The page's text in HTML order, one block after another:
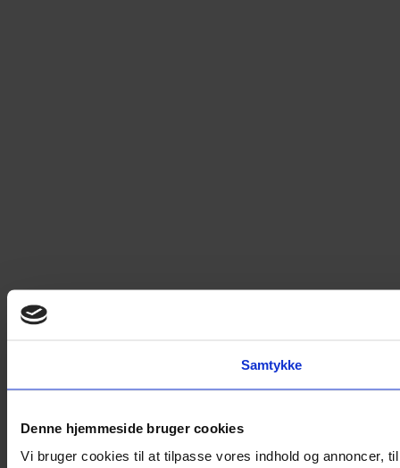
Samtykke
Denne hjemmeside bruger cookies
Vi bruger cookies til at tilpasse vores indhold og annoncer,